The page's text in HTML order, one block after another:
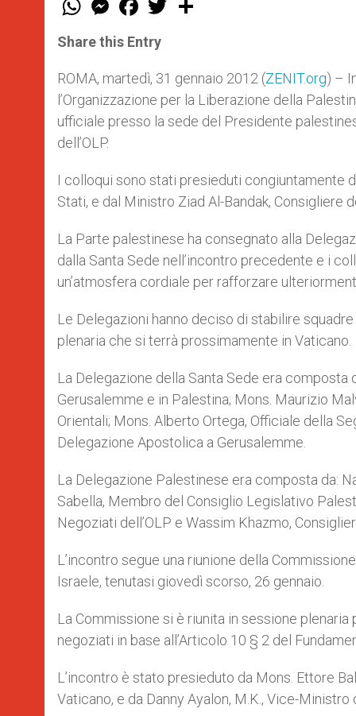
t
s
p
p
e
s
e
g
e
r
a
e
b
o
k
w
Share this Entry
ROMA, martedì, 31 gennaio 2012 (ZENIT.org) –
l’Organizzazione per la Liberazione della
ufficiale presso la sede del Presidente
dell’OLP.
I colloqui sono stati presieduti congiuntamente
Stati, e dal Ministro Ziad Al-Bandak, Consigliere
La Parte palestinese ha consegnato alla
dalla Santa Sede nell’incontro precedente e i
un’atmosfera cordiale per rafforzare
Le Delegazioni hanno deciso di stabilire
plenaria che si terrà prossimamente in Vaticano.
La Delegazione della Santa Sede era composta
Gerusalemme e in Palestina; Mons. Maurizio
Orientali; Mons. Alberto Ortega, Officiale della
Delegazione Apostolica a Gerusalemme.
La Delegazione Palestinese era composta da:
Sabella, Membro del Consiglio Legislativo
Negoziati dell’OLP e Wassim Khazmo,
L’incontro segue una riunione della
Israele, tenutasi giovedì scorso, 26 gennaio.
La Commissione si è riunita in sessione
negoziati in base all’Articolo 10 § 2 del
L’incontro è stato presieduto da Mons. Ettore
Vaticano, e da Danny Ayalon, M.K., Vice-